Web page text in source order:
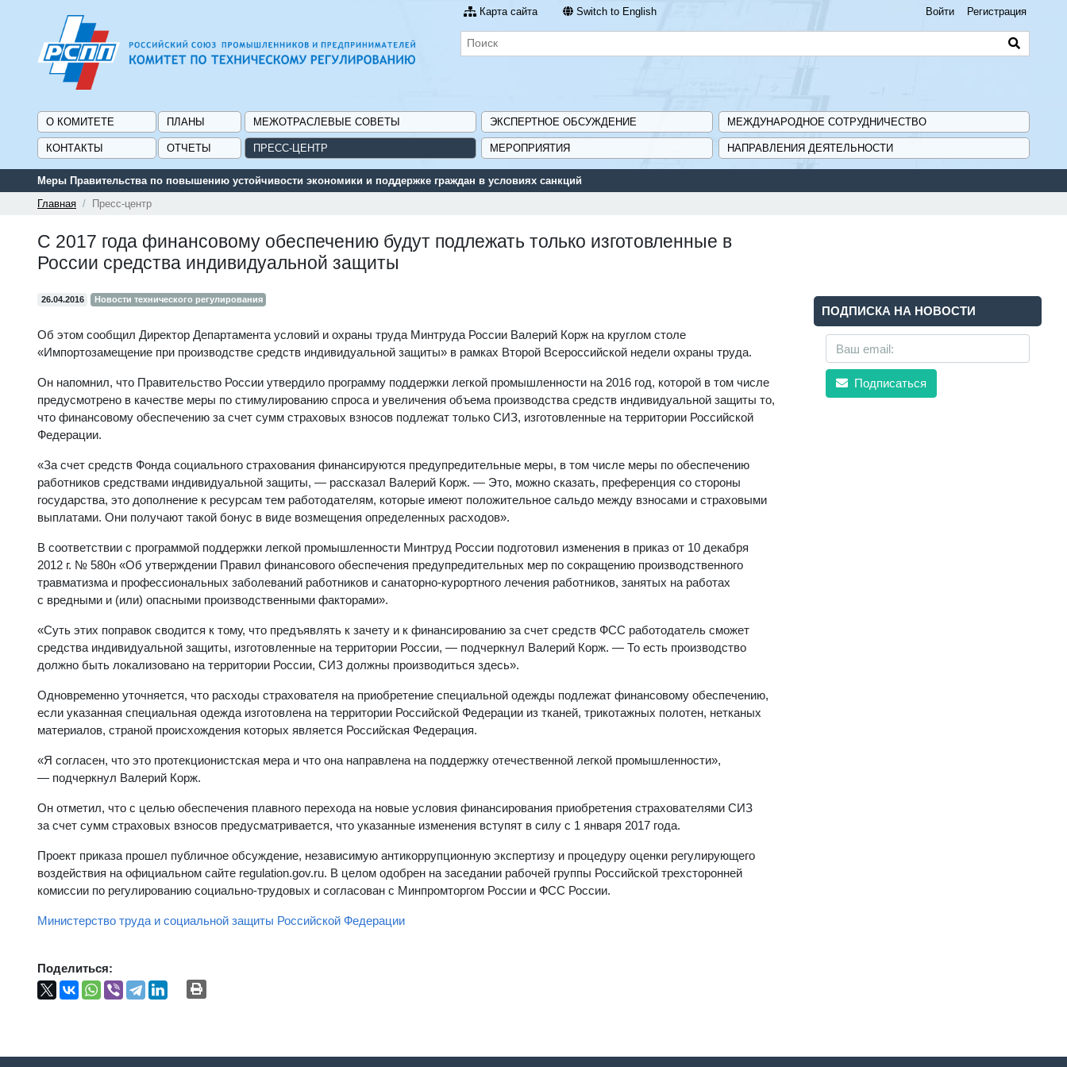
Карта сайта Switch to English Войти Регистрация
О КОМИТЕТЕ ПЛАНЫ МЕЖОТРАСЛЕВЫЕ СОВЕТЫ ЭКСПЕРТНОЕ ОБСУЖДЕНИЕ МЕЖДУНАРОДНОЕ СОТРУДНИЧЕСТВО
КОНТАКТЫ ОТЧЕТЫ ПРЕСС-ЦЕНТР МЕРОПРИЯТИЯ НАПРАВЛЕНИЯ ДЕЯТЕЛЬНОСТИ
Меры Правительства по повышению устойчивости экономики и поддержке граждан в условиях санкций
Главная
Пресс-центр
С 2017 года финансовому обеспечению будут подлежать только изготовленные в
России средства индивидуальной защиты
26.04.2016 Новости технического регулирования
Об этом сообщил Директор Департамента условий и охраны труда Минтруда России Валерий Корж на круглом столе
«Импортозамещение при производстве средств индивидуальной защиты» в рамках Второй Всероссийской недели охраны труда.
Он напомнил, что Правительство России утвердило программу поддержки легкой промышленности на 2016 год, которой в том числе
предусмотрено в качестве меры по стимулированию спроса и увеличения объема производства средств индивидуальной защиты то,
что финансовому обеспечению за счет сумм страховых взносов подлежат только СИЗ, изготовленные на территории Российской
Федерации.
«За счет средств Фонда социального страхования финансируются предупредительные меры, в том числе меры по обеспечению
работников средствами индивидуальной защиты, — рассказал Валерий Корж. — Это, можно сказать, преференция со стороны
государства, это дополнение к ресурсам тем работодателям, которые имеют положительное сальдо между взносами и страховыми
выплатами. Они получают такой бонус в виде возмещения определенных расходов».
В соответствии с программой поддержки легкой промышленности Минтруд России подготовил изменения в приказ от 10 декабря
2012 г. № 580н «Об утверждении Правил финансового обеспечения предупредительных мер по сокращению производственного
травматизма и профессиональных заболеваний работников и санаторно-курортного лечения работников, занятых на работах
с вредными и (или) опасными производственными факторами».
«Суть этих поправок сводится к тому, что предъявлять к зачету и к финансированию за счет средств ФСС работодатель сможет
средства индивидуальной защиты, изготовленные на территории России, — подчеркнул Валерий Корж. — То есть производство
должно быть локализовано на территории России, СИЗ должны производиться здесь».
Одновременно уточняется, что расходы страхователя на приобретение специальной одежды подлежат финансовому обеспечению,
если указанная специальная одежда изготовлена на территории Российской Федерации из тканей, трикотажных полотен, нетканых
материалов, страной происхождения которых является Российская Федерация.
«Я согласен, что это протекционистская мера и что она направлена на поддержку отечественной легкой промышленности»,
— подчеркнул Валерий Корж.
Он отметил, что с целью обеспечения плавного перехода на новые условия финансирования приобретения страхователями СИЗ
за счет сумм страховых взносов предусматривается, что указанные изменения вступят в силу с 1 января 2017 года.
Проект приказа прошел публичное обсуждение, независимую антикоррупционную экспертизу и процедуру оценки регулирующего
воздействия на официальном сайте regulation.gov.ru. В целом одобрен на заседании рабочей группы Российской трехсторонней
комиссии по регулированию социально-трудовых и согласован с Минпромторгом России и ФСС России.
Министерство труда и социальной защиты Российской Федерации
Поделиться:
ПОДПИСКА НА НОВОСТИ
Подписаться